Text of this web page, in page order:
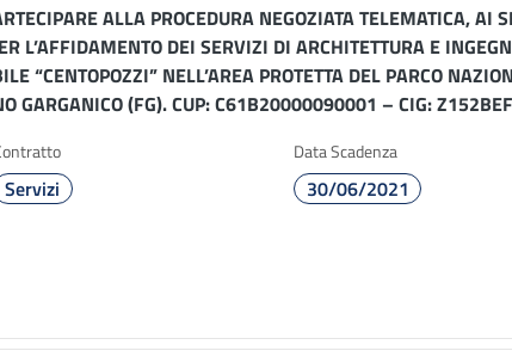
ALLA PROCEDURA NEGOZIATA TELEMATICA, AI
L’AFFIDAMENTO DEI SERVIZI DI ARCHITETTURA E
“CENTOPOZZI” NELL’AREA PROTETTA DEL PARCO
GARGANICO (FG). CUP: C61B20000090001 – CIG:
Servizi
Data Scadenza
30/06/2021